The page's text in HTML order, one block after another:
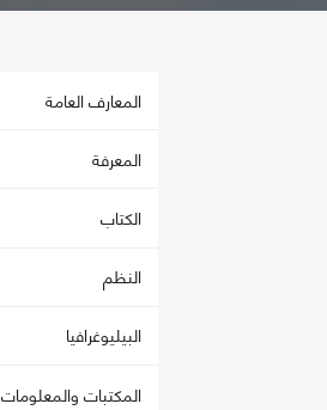
المعارف العامة
المعرفة
الكتاب
النظم
البيليوغرافيا
المكتبات والمعلومات